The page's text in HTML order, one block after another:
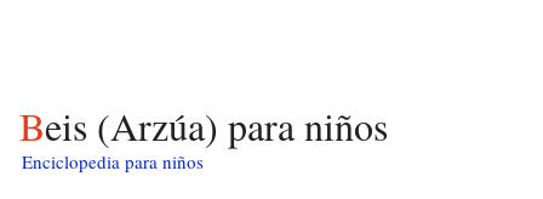
Beis (Arzúa) para niños
Enciclopedia para niños